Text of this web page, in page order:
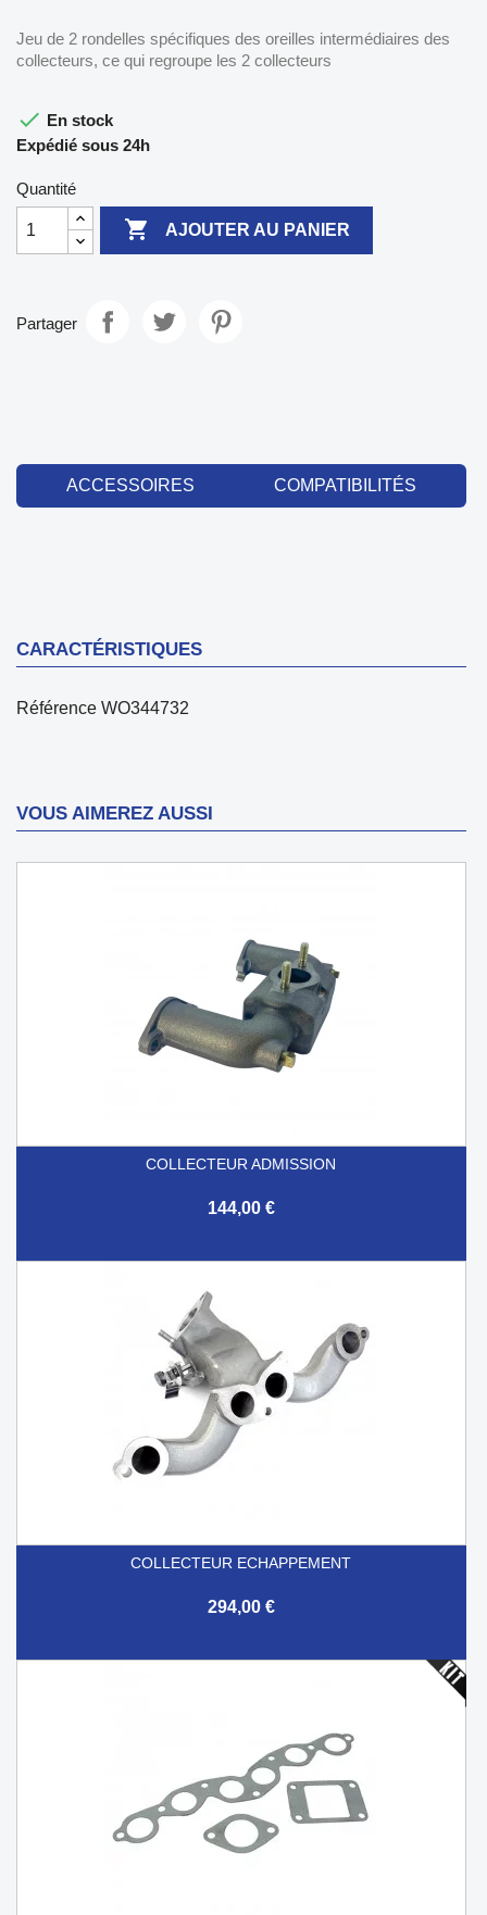
Jeu de 2 rondelles spécifiques des oreilles intermédiaires des
collecteurs, ce qui regroupe les 2 collecteurs
 En stock
Expédié sous 24h
Quantité
 AJOUTER AU PANIER
Partager
ACCESSOIRES COMPATIBILITÉS
CARACTÉRISTIQUES
Référence WO344732
VOUS AIMEREZ AUSSI
COLLECTEUR ADMISSION
144,00 €
COLLECTEUR ECHAPPEMENT
294,00 €